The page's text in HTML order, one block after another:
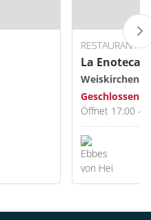
RESTAURANT
La Enoteca
Weiskirchen
Geschlossen
Öffnet 17:00 -